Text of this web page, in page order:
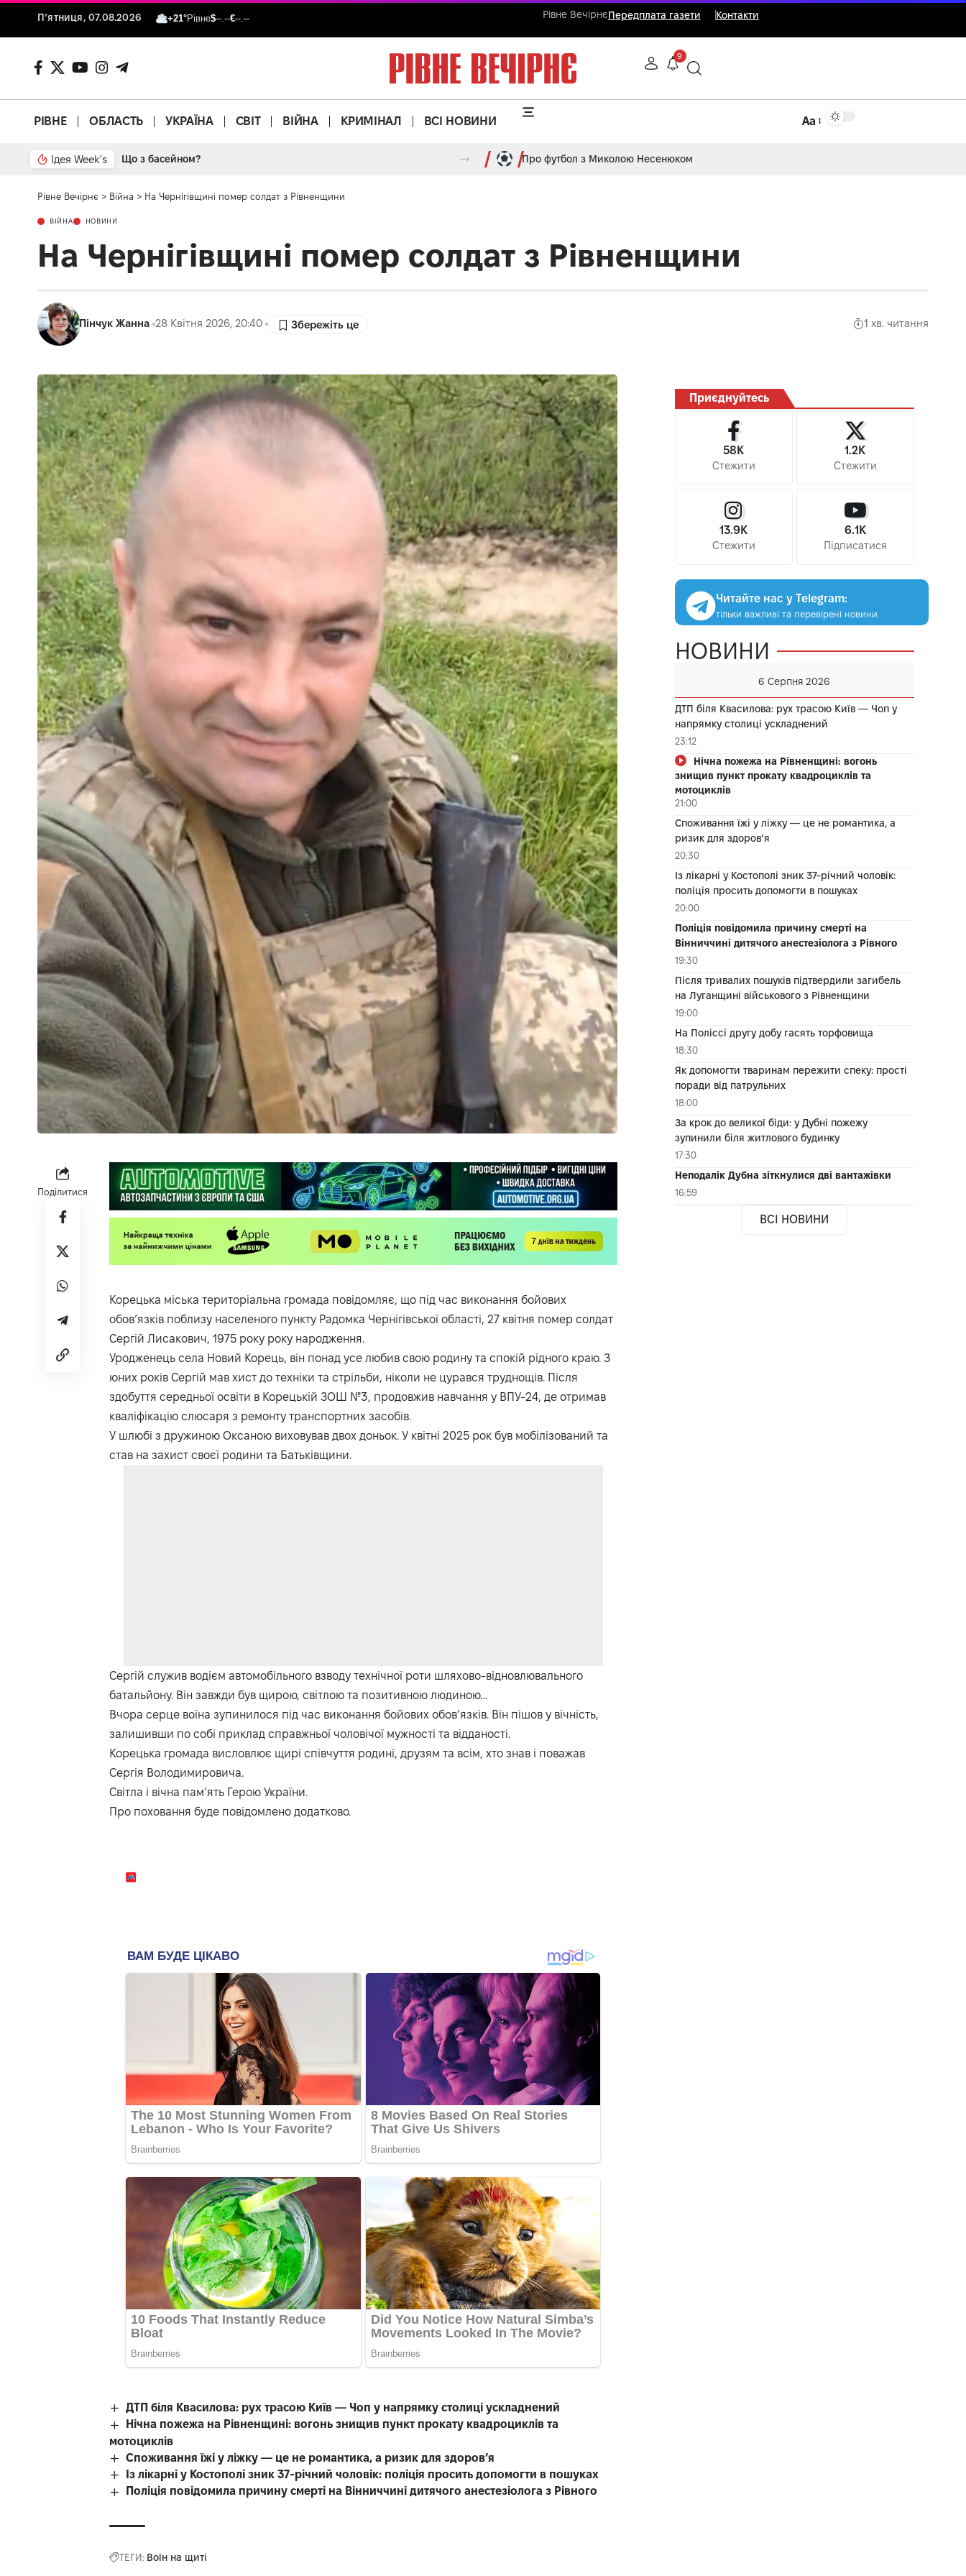
П’ятниця, 07.08.2026 +21°Рівне$--.--€--.-- Рівне ВечірнєПередплата газети Контакти
9
РІВНЕ ОБЛАСТЬ УКРАЇНА СВІТ ВІЙНА КРИМІНАЛ ВСІ НОВИНИ Аа
Ідея Week's Що з басейном? Про футбол з Миколою Несенюком
Рівне Вечірнє > Війна > На Чернігівщині помер солдат з Рівненщини
ВІЙНА НОВИНИ
На Чернігівщині помер солдат з Рівненщини
Пінчук Жанна 28 Квітня 2026, 20:40 1 хв. читання
Поділитися
Корецька міська територіальна громада повідомляє, що під час виконання бойових
обов’язків поблизу населеного пункту Радомка Чернігівської області, 27 квітня помер солдат
Сергій Лисакович, 1975 року року народження.
Уродженець села Новий Корець, він понад усе любив свою родину та спокій рідного краю. З
юних років Сергій мав хист до техніки та стрільби, ніколи не цурався труднощів. Після
здобуття середньої освіти в Корецькій ЗОШ №3, продовжив навчання у ВПУ-24, де отримав
кваліфікацію слюсаря з ремонту транспортних засобів.
У шлюбі з дружиною Оксаною виховував двох доньок. У квітні 2025 рок був мобілізований та
став на захист своєї родини та Батьківщини.
Сергій служив водієм автомобільного взводу технічної роти шляхово-відновлювального
батальйону. Він завжди був щирою, світлою та позитивною людиною…
Вчора серце воїна зупинилося під час виконання бойових обов’язків. Він пішов у вічність,
залишивши по собі приклад справжньої чоловічої мужності та відданості.
Корецька громада висловлює щирі співчуття родині, друзям та всім, хто знав і поважав
Сергія Володимировича.
Світла і вічна пам’ять Герою України.
Про поховання буде повідомлено додатково.
ДТП біля Квасилова: рух трасою Київ — Чоп у напрямку столиці ускладнений
Нічна пожежа на Рівненщині: вогонь знищив пункт прокату квадроциклів та
мотоциклів
Споживання їжі у ліжку — це не романтика, а ризик для здоров’я
Із лікарні у Костополі зник 37-річний чоловік: поліція просить допомогти в пошуках
Поліція повідомила причину смерті на Вінниччині дитячого анестезіолога з Рівного
ТЕГИ: Воїн на щиті
Приєднуйтесь
58K
Стежити
1.2K
Стежити
13.9K
Стежити
6.1K
Підписатися
Читайте нас у Telegram:
тільки важливі та перевірені новини
НОВИНИ
6 Серпня 2026
ДТП біля Квасилова: рух трасою Київ — Чоп у
напрямку столиці ускладнений
23:12
Нічна пожежа на Рівненщині: вогонь
знищив пункт прокату квадроциклів та
мотоциклів
21:00
Споживання їжі у ліжку — це не романтика, а
ризик для здоров’я
20:30
Із лікарні у Костополі зник 37-річний чоловік:
поліція просить допомогти в пошуках
20:00
Поліція повідомила причину смерті на
Вінниччині дитячого анестезіолога з Рівного
19:30
Після тривалих пошуків підтвердили загибель
на Луганщині військового з Рівненщини
19:00
На Поліссі другу добу гасять торфовища
18:30
Як допомогти тваринам пережити спеку: прості
поради від патрульних
18:00
За крок до великої біди: у Дубні пожежу
зупинили біля житлового будинку
17:30
Неподалік Дубна зіткнулися дві вантажівки
16:59
ВСІ НОВИНИ